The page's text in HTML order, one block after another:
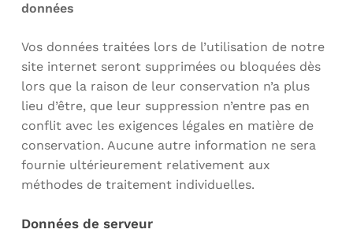
données
Vos données traitées lors de l’utilisation de notre
site internet seront supprimées ou bloquées dès
lors que la raison de leur conservation n’a plus
lieu d’être, que leur suppression n’entre pas en
conflit avec les exigences légales en matière de
conservation. Aucune autre information ne sera
fournie ultérieurement relativement aux
méthodes de traitement individuelles.
Données de serveur